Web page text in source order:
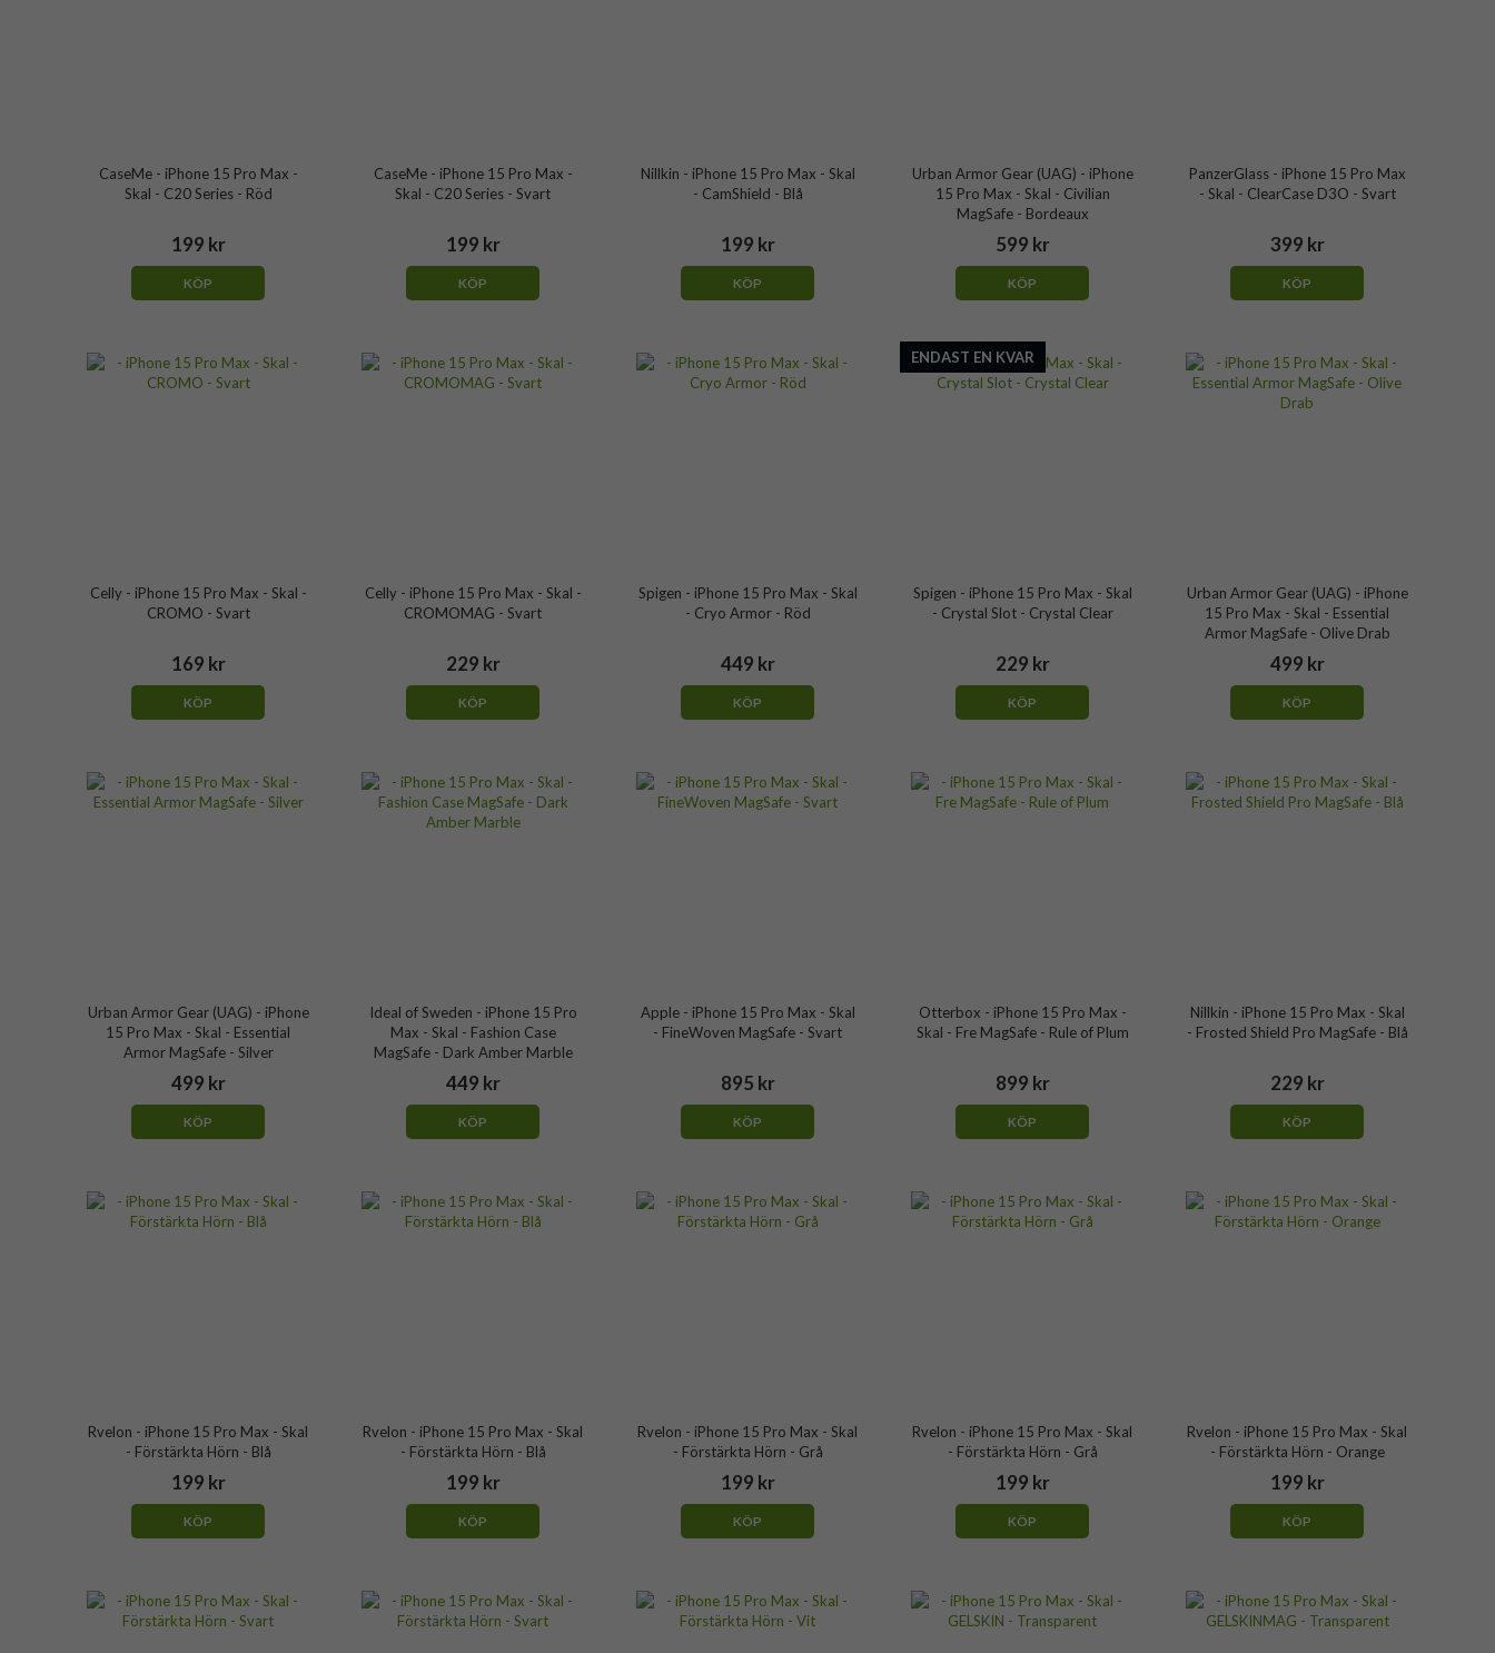
CaseMe - iPhone 15 Pro Max -
Skal - C20 Series - Röd
199 kr
KÖP
CaseMe - iPhone 15 Pro Max -
Skal - C20 Series - Svart
199 kr
KÖP
Nillkin - iPhone 15 Pro Max - Skal
- CamShield - Blå
199 kr
KÖP
Urban Armor Gear (UAG) - iPhone
15 Pro Max - Skal - Civilian
MagSafe - Bordeaux
599 kr
KÖP
PanzerGlass - iPhone 15 Pro Max
- Skal - ClearCase D3O - Svart
399 kr
KÖP
Celly - iPhone 15 Pro Max - Skal -
CROMO - Svart
169 kr
KÖP
Celly - iPhone 15 Pro Max - Skal -
CROMOMAG - Svart
229 kr
KÖP
Spigen - iPhone 15 Pro Max - Skal
- Cryo Armor - Röd
449 kr
KÖP
ENDAST EN KVAR
Spigen - iPhone 15 Pro Max - Skal
- Crystal Slot - Crystal Clear
229 kr
KÖP
Urban Armor Gear (UAG) - iPhone
15 Pro Max - Skal - Essential
Armor MagSafe - Olive Drab
499 kr
KÖP
Urban Armor Gear (UAG) - iPhone
15 Pro Max - Skal - Essential
Armor MagSafe - Silver
499 kr
KÖP
Ideal of Sweden - iPhone 15 Pro
Max - Skal - Fashion Case
MagSafe - Dark Amber Marble
449 kr
KÖP
Apple - iPhone 15 Pro Max - Skal
- FineWoven MagSafe - Svart
895 kr
KÖP
Otterbox - iPhone 15 Pro Max -
Skal - Fre MagSafe - Rule of Plum
899 kr
KÖP
Nillkin - iPhone 15 Pro Max - Skal
- Frosted Shield Pro MagSafe - Blå
229 kr
KÖP
Rvelon - iPhone 15 Pro Max - Skal
- Förstärkta Hörn - Blå
199 kr
KÖP
Rvelon - iPhone 15 Pro Max - Skal
- Förstärkta Hörn - Blå
199 kr
KÖP
Rvelon - iPhone 15 Pro Max - Skal
- Förstärkta Hörn - Grå
199 kr
KÖP
Rvelon - iPhone 15 Pro Max - Skal
- Förstärkta Hörn - Grå
199 kr
KÖP
Rvelon - iPhone 15 Pro Max - Skal
- Förstärkta Hörn - Orange
199 kr
KÖP